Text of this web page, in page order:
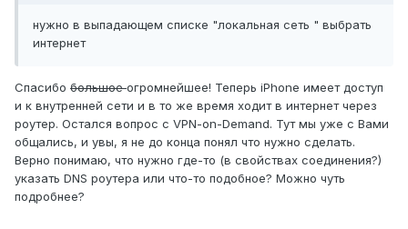
нужно в выпадающем списке "локальная сеть " выбрать
интернет
Спасибо большоеогромнейшее! Теперь iPhone имеет доступ
и к внутренней сети и в то же время ходит в интернет через
роутер. Остался вопрос с VPN-on-Demand. Тут мы уже с Вами
общались, и увы, я не до конца понял что нужно сделать.
Верно понимаю, что нужно где-то (в свойствах соединения?)
указать DNS роутера или что-то подобное? Можно чуть
подробнее?